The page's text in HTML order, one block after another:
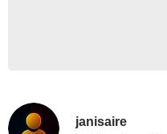
janisaire